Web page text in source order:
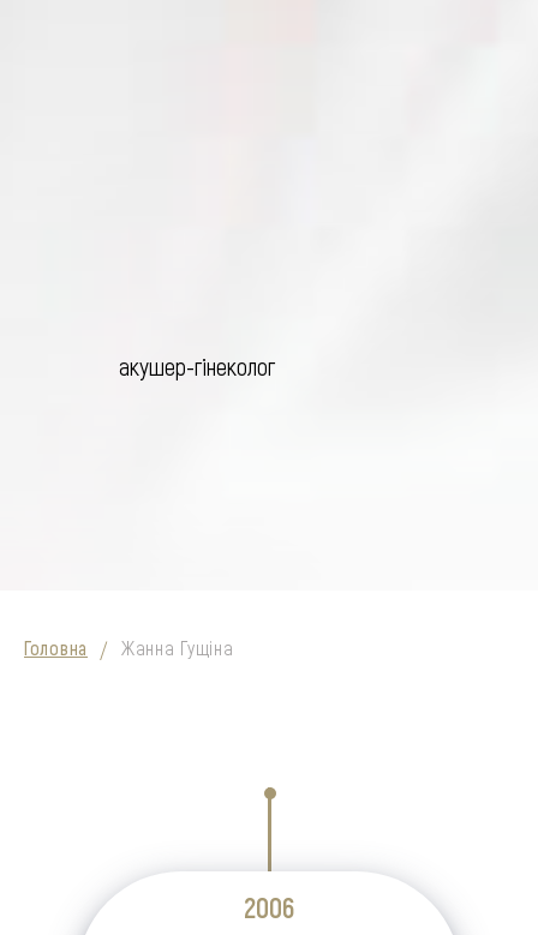
акушер-гінеколог
Головна / Жанна Гущіна
2006